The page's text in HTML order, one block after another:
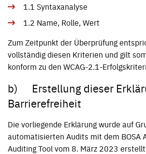
1.1 Syntaxanalyse
1.2 Name, Rolle, Wert
Zum Zeitpunkt der Überprüfung
vollständig diesen Kriterien und gilt
konform zu den WCAG-2.1-
b) Erstellung dieser
Barrierefreiheit
Die vorliegende Erklärung wurde auf
automatisierten Audits mit dem BOSA
Auditing Tool vom 8. März 2023